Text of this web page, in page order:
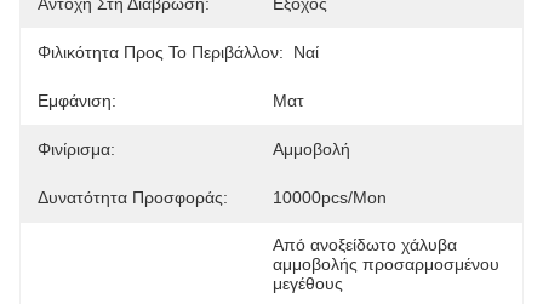
Φιλικότητα Προς Το Περιβάλλον: Ναί
Εμφάνιση: Ματ
Φινίρισμα: Αμμοβολή
Δυνατότητα Προσφοράς: 10000pcs/mon
Από ανοξείδωτο χάλυβα
αμμοβολής προσαρμοσμένου
μεγέθους